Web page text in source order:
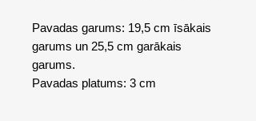
Pavadas garums: 19,5 cm īsākais
garums un 25,5 cm garākais
garums.
Pavadas platums: 3 cm